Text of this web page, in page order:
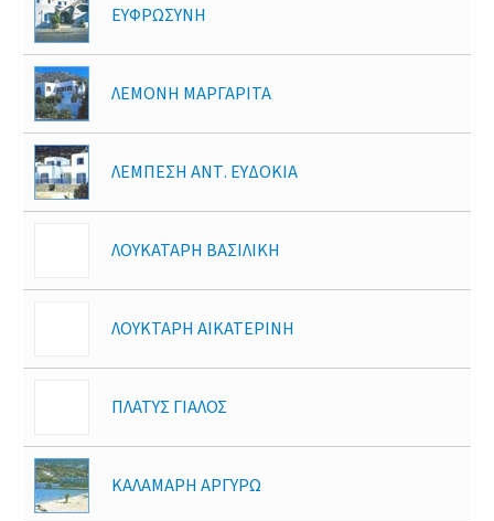
ΕΥΦΡΩΣΥΝΗ
ΛΕΜΟΝΗ ΜΑΡΓΑΡΙΤΑ
ΛΕΜΠΕΣΗ ΑΝΤ. ΕΥΔΟΚΙΑ
ΛΟΥΚΑΤΑΡΗ ΒΑΣΙΛΙΚΗ
ΛΟΥΚΤΑΡΗ ΑΙΚΑΤΕΡΙΝΗ
ΠΛΑΤΥΣ ΓΙΑΛΟΣ
ΚΑΛΑΜΑΡΗ ΑΡΓΥΡΩ